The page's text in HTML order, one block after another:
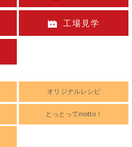
工場見学
オリジナルレシピ
とっとってmotto！